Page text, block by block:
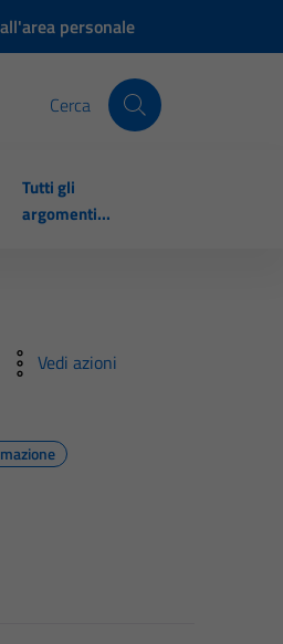
personale
Cerca
Tutti gli
argomenti...
Vedi azioni